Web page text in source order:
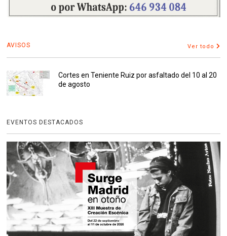
AVISOS Ver todo
Cortes en Teniente Ruiz por asfaltado del 10 al 20
de agosto
EVENTOS DESTACADOS